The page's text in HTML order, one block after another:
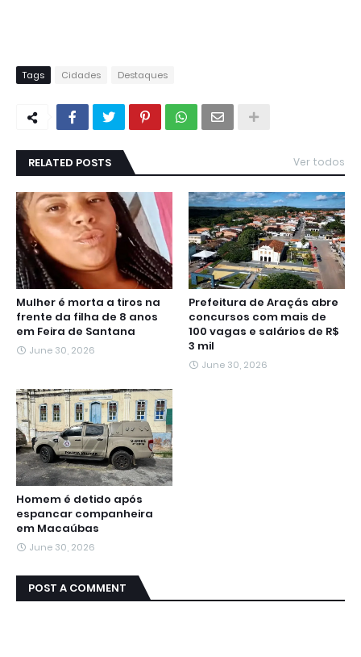
Tags Cidades Destaques
RELATED POSTS Ver todos
Mulher é morta a tiros na
frente da filha de 8 anos
em Feira de Santana
June 30, 2026
Prefeitura de Araçás abre
concursos com mais de
100 vagas e salários de R$
3 mil
June 30, 2026
Homem é detido após
espancar companheira
em Macaúbas
June 30, 2026
POST A COMMENT